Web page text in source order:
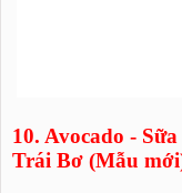
10. Avocado -
Trái Bơ (Mẫu